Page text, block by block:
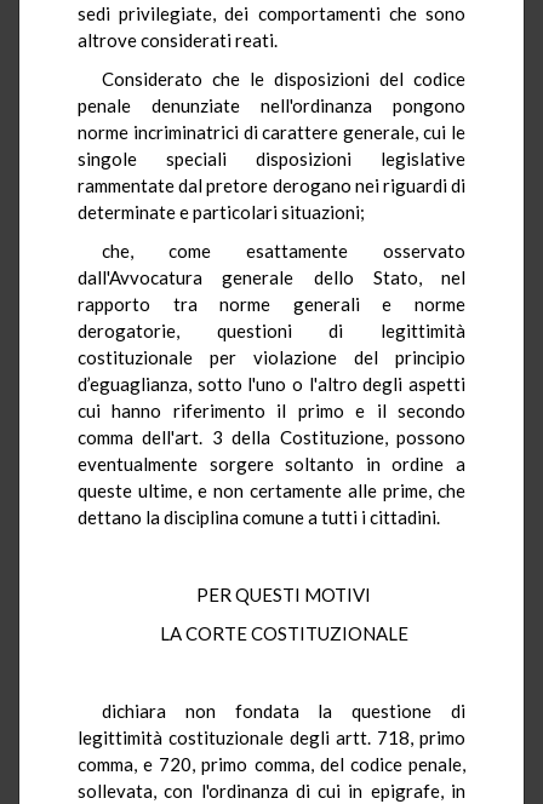
sedi privilegiate, dei comportamenti che sono
altrove considerati reati.
Considerato che le disposizioni del codice
penale denunziate nell'ordinanza pongono
norme incriminatrici di carattere generale, cui le
singole speciali disposizioni legislative
rammentate dal pretore derogano nei riguardi di
determinate e particolari situazioni;
che, come esattamente osservato
dall'Avvocatura generale dello Stato, nel
rapporto tra norme generali e norme
derogatorie, questioni di legittimità
costituzionale per violazione del principio
d’eguaglianza, sotto l'uno o l'altro degli aspetti
cui hanno riferimento il primo e il secondo
comma dell'art. 3 della Costituzione, possono
eventualmente sorgere soltanto in ordine a
queste ultime, e non certamente alle prime, che
dettano la disciplina comune a tutti i cittadini.
PER QUESTI MOTIVI
LA CORTE COSTITUZIONALE
dichiara non fondata la questione di
legittimità costituzionale degli artt. 718, primo
comma, e 720, primo comma, del codice penale,
sollevata, con l'ordinanza di cui in epigrafe, in